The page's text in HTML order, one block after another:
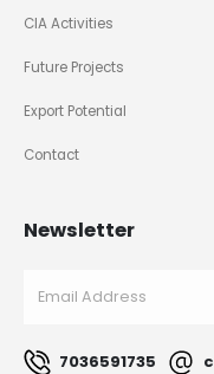
CIA Activities
Future Projects
Export Potential
Contact
Newsletter
7036591735